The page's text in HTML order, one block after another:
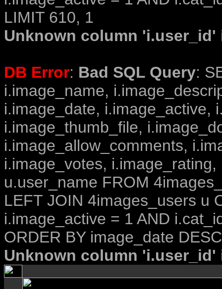
LIMIT 610, 1
Unknown column
DB Error: Bad SQL Query:
i.image_name,
i.image_date, i.image_active,
i.image_thumb_file,
i.image_allow_comments,
i.image_votes,
u.user_name FROM
LEFT JOIN 4images_users u
i.image_active = 1 AND
ORDER BY image_date
Unknown column